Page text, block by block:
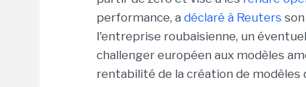
performance, a déclaré à Reuters
l'entreprise roubaisienne, un
challenger européen aux modèles
rentabilité de la création de modèles